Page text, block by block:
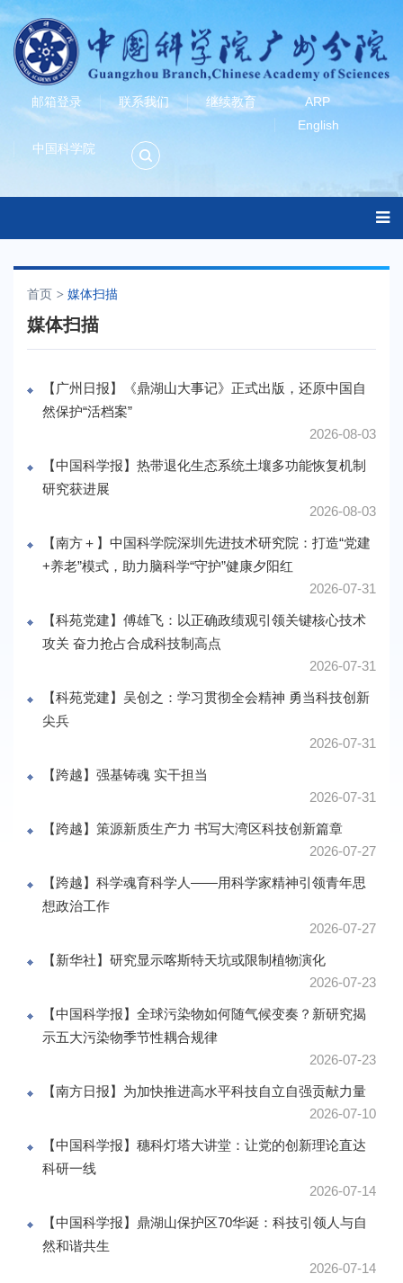
邮箱登录 联系我们 继续教育
ARP
English
中国科学院
首页 媒体扫描
媒体扫描
【广州日报】《鼎湖山大事记》正式出版，还原中国自
然保护“活档案”
2026-08-03
【中国科学报】热带退化生态系统土壤多功能恢复机制
研究获进展
2026-08-03
【南方＋】中国科学院深圳先进技术研究院：打造“党建
+养老”模式，助力脑科学“守护”健康夕阳红
2026-07-31
【科苑党建】傅雄飞：以正确政绩观引领关键核心技术
攻关 奋力抢占合成科技制高点
2026-07-31
【科苑党建】吴创之：学习贯彻全会精神 勇当科技创新
尖兵
2026-07-31
【跨越】强基铸魂 实干担当
2026-07-31
【跨越】策源新质生产力 书写大湾区科技创新篇章
2026-07-27
【跨越】科学魂育科学人——用科学家精神引领青年思
想政治工作
2026-07-27
【新华社】研究显示喀斯特天坑或限制植物演化
2026-07-23
【中国科学报】全球污染物如何随气候变奏？新研究揭
示五大污染物季节性耦合规律
2026-07-23
【南方日报】为加快推进高水平科技自立自强贡献力量
2026-07-10
【中国科学报】穗科灯塔大讲堂：让党的创新理论直达
科研一线
2026-07-14
【中国科学报】鼎湖山保护区70华诞：科技引领人与自
然和谐共生
2026-07-14